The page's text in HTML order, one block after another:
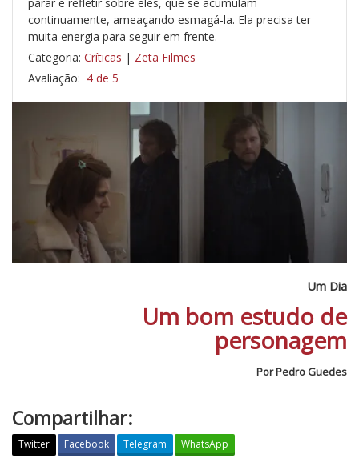
continuamente, ameaçando esmagá-la. Ela precisa ter
muita energia para seguir em frente.
Categoria: Críticas | Zeta Filmes
Avaliação: 4 de 5
Um Dia
Um bom estudo de
personagem
Por Pedro Guedes
Compartilhar:
Twitter Facebook Telegram WhatsApp